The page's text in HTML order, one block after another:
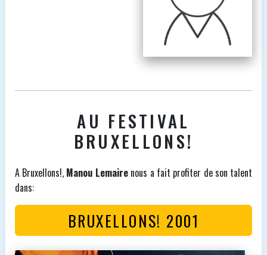
AU FESTIVAL
BRUXELLONS!
A Bruxellons!, Manou Lemairenous a fait profiter de son talent
dans:
BRUXELLONS! 2001